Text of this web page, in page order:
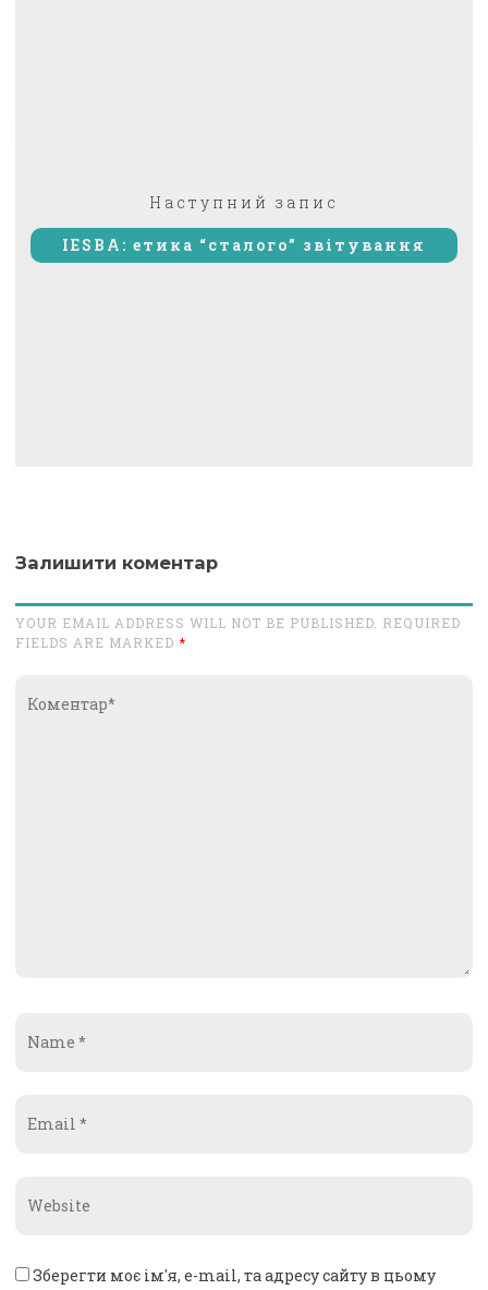
Наступний запис
IESBA: етика “сталого” звітування
Залишити коментар
YOUR EMAIL ADDRESS WILL NOT BE PUBLISHED. REQUIRED
FIELDS ARE MARKED *
Зберегти моє ім'я, e-mail, та адресу сайту в цьому